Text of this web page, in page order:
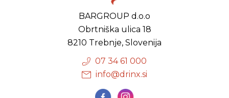
BARGROUP d.o.o
Obrtniška ulica 18
8210 Trebnje, Slovenija
07 34 61 000
info@drinx.si